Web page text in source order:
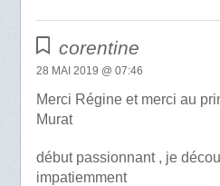
corentine
28 MAI 2019 @ 07:46
Merci Régine et merci au
Murat
début passionnant , je
impatiemment